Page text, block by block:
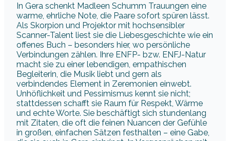
In Gera schenkt Madleen Schumm Trauungen eine
warme, ehrliche Note, die Paare sofort spüren lässt.
Als Skorpion und Projektor mit hochsensibler
Scanner-Talent liest sie die Liebesgeschichte wie ein
offenes Buch – besonders hier, wo persönliche
Verbindungen zählen. Ihre ENFP- bzw. ENFJ-Natur
macht sie zu einer lebendigen, empathischen
Begleiterin, die Musik liebt und gern als
verbindendes Element in Zeremonien einwebt.
Unhöflichkeit und Pessimismus kennt sie nicht;
stattdessen schafft sie Raum für Respekt, Wärme
und echte Worte. Sie beschäftigt sich stundenlang
mit Zitaten, die oft die feinen Nuancen der Gefühle
in großen, einfachen Sätzen festhalten – eine Gabe,